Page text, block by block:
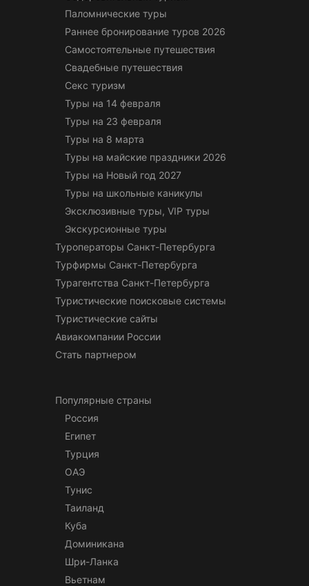
Паломнические туры
Раннее бронирование туров 2026
Самостоятельные путешествия
Свадебные путешествия
Секс туризм
Туры на 14 февраля
Туры на 23 февраля
Туры на 8 марта
Туры на майские праздники 2026
Туры на Новый год 2027
Туры на школьные каникулы
Эксклюзивные туры, VIP туры
Экскурсионные туры
Туроператоры Санкт-Петербурга
Турфирмы Санкт-Петербурга
Турагентства Санкт-Петербурга
Туристические поисковые системы
Туристические сайты
Авиакомпании России
Стать партнером
Популярные страны
Россия
Египет
Турция
ОАЭ
Тунис
Таиланд
Куба
Доминикана
Шри-Ланка
Вьетнам